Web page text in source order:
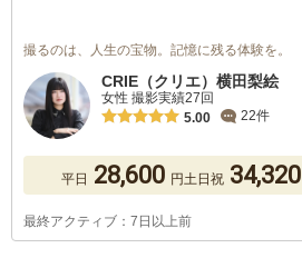
撮るのは、人生の宝物。記憶に残る体験を。
CRIE（クリエ）横田梨絵
女性 撮影実績27回
5.00
22件
平日 28,600 円土日祝 34,320
最終アクティブ：7日以上前